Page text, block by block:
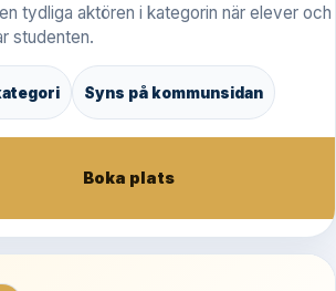
tydliga aktören i kategorin när elever och
studenten.
Syns på kommunsidan
Boka plats